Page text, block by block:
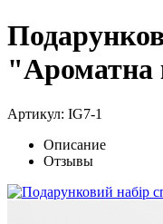
"Ароматна
Артикул: IG7-1
Описание
Отзывы